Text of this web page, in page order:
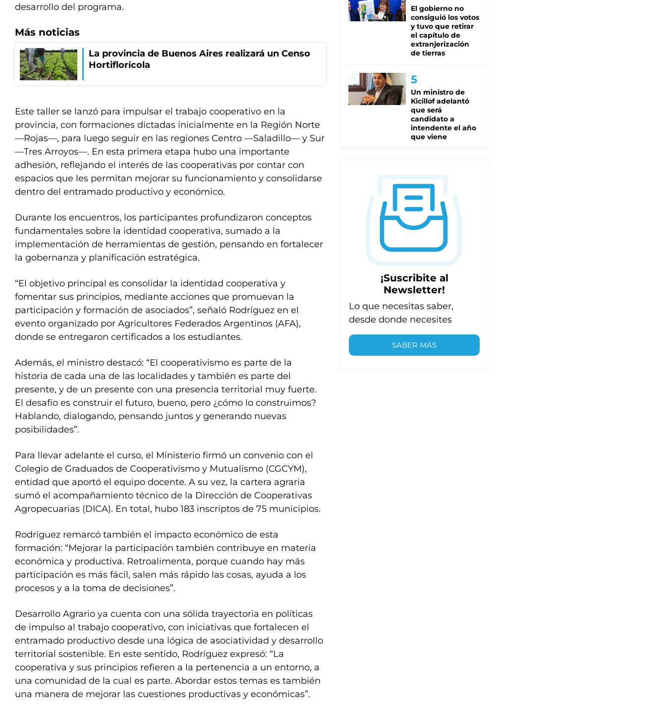
desarrollo del programa.
Más noticias
La provincia de Buenos Aires realizará un Censo
Hortiflorícola
Este taller se lanzó para impulsar el trabajo cooperativo en la
provincia, con formaciones dictadas inicialmente en la Región Norte
—Rojas—, para luego seguir en las regiones Centro —Saladillo— y Sur
—Tres Arroyos—. En esta primera etapa hubo una importante
adhesión, reflejando el interés de las cooperativas por contar con
espacios que les permitan mejorar su funcionamiento y consolidarse
dentro del entramado productivo y económico.
Durante los encuentros, los participantes profundizaron conceptos
fundamentales sobre la identidad cooperativa, sumado a la
implementación de herramientas de gestión, pensando en fortalecer
la gobernanza y planificación estratégica.
“El objetivo principal es consolidar la identidad cooperativa y
fomentar sus principios, mediante acciones que promuevan la
participación y formación de asociados”, señaló Rodríguez en el
evento organizado por Agricultores Federados Argentinos (AFA),
donde se entregaron certificados a los estudiantes.
Además, el ministro destacó: “El cooperativismo es parte de la
historia de cada una de las localidades y también es parte del
presente, y de un presente con una presencia territorial muy fuerte.
El desafío es construir el futuro, bueno, pero ¿cómo lo construimos?
Hablando, dialogando, pensando juntos y generando nuevas
posibilidades”.
Para llevar adelante el curso, el Ministerio firmó un convenio con el
Colegio de Graduados de Cooperativismo y Mutualismo (CGCYM),
entidad que aportó el equipo docente. A su vez, la cartera agraria
sumó el acompañamiento técnico de la Dirección de Cooperativas
Agropecuarias (DICA). En total, hubo 183 inscriptos de 75 municipios.
Rodríguez remarcó también el impacto económico de esta
formación: “Mejorar la participación también contribuye en materia
económica y productiva. Retroalimenta, porque cuando hay más
participación es más fácil, salen más rápido las cosas, ayuda a los
procesos y a la toma de decisiones”.
Desarrollo Agrario ya cuenta con una sólida trayectoria en políticas
de impulso al trabajo cooperativo, con iniciativas que fortalecen el
entramado productivo desde una lógica de asociatividad y desarrollo
territorial sostenible. En este sentido, Rodríguez expresó: “La
cooperativa y sus principios refieren a la pertenencia a un entorno, a
una comunidad de la cual es parte. Abordar estos temas es también
una manera de mejorar las cuestiones productivas y económicas”.
El gobierno no
consiguió los votos
y tuvo que retirar
el capítulo de
extranjerización
de tierras
Un ministro de
Kicillof adelantó
que será
candidato a
intendente el año
que viene
¡Suscribite al
Newsletter!
Lo que necesitas saber,
desde donde necesites
SABER MÁS